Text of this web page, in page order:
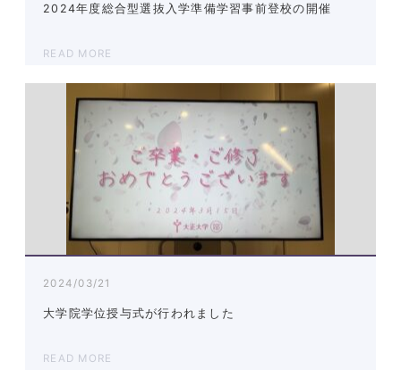
2024年度総合型選抜入学準備学習事前登校の開催
READ MORE
2024/03/21
大学院学位授与式が行われました
READ MORE